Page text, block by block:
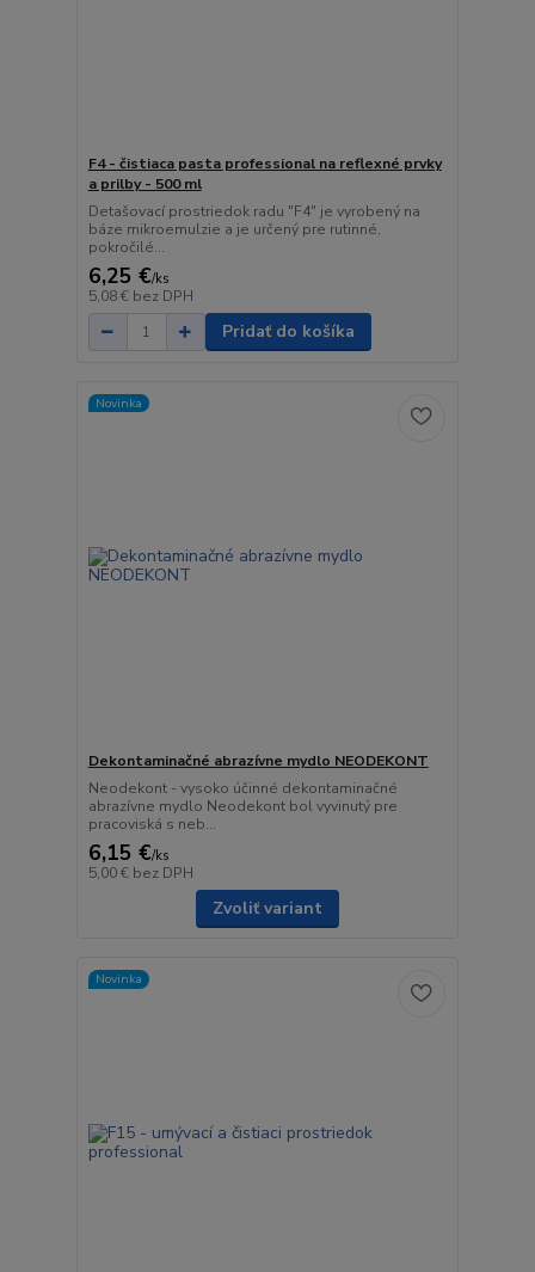
F4 - čistiaca pasta professional na reflexné prvky
a prilby - 500 ml
Detašovací prostriedok radu "F4" je vyrobený na
báze mikroemulzie a je určený pre rutinné,
pokročilé...
6,25 €/ks
5,08 € bez DPH
Pridať do košíka
Novinka
Dekontaminačné abrazívne mydlo NEODEKONT
Neodekont - vysoko účinné dekontaminačné
abrazívne mydlo Neodekont bol vyvinutý pre
pracoviská s neb...
6,15 €/ks
5,00 € bez DPH
Zvoliť variant
Novinka